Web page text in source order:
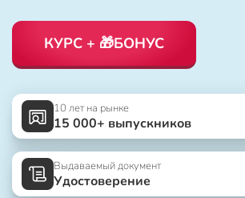
КУРС + 🎁БОНУС
10 лет на рынке
15 000+ выпускников
Выдаваемый документ
Удостоверение